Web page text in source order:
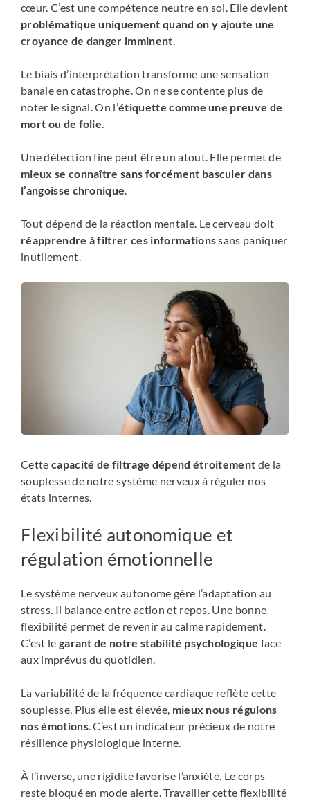
cœur. C’est une compétence neutre en soi. Elle devient
problématique uniquement quand on y ajoute une
croyance de danger imminent.
Le biais d’interprétation transforme une sensation
banale en catastrophe. On ne se contente plus de
noter le signal. On l’étiquette comme une preuve de
mort ou de folie.
Une détection fine peut être un atout. Elle permet de
mieux se connaître sans forcément basculer dans
l’angoisse chronique.
Tout dépend de la réaction mentale. Le cerveau doit
réapprendre à filtrer ces informationssans paniquer
inutilement.
Cette capacité de filtrage dépend étroitement de la
souplesse de notre système nerveux à réguler nos
états internes.
Flexibilité autonomique et
régulation émotionnelle
Le système nerveux autonome gère l’adaptation au
stress. Il balance entre action et repos. Une bonne
flexibilité permet de revenir au calme rapidement.
C’est le garant de notre stabilité psychologique face
aux imprévus du quotidien.
La variabilité de la fréquence cardiaque reflète cette
souplesse. Plus elle est élevée, mieux nous régulons
nos émotions. C’est un indicateur précieux de notre
résilience physiologique interne.
À l’inverse, une rigidité favorise l’anxiété. Le corps
reste bloqué en mode alerte. Travailler cette flexibilité